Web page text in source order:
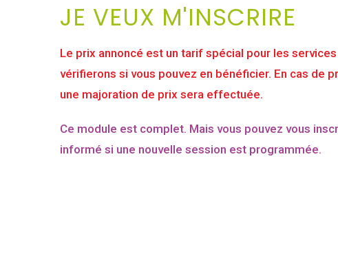
JE VEUX M'INSCRIRE
Le prix annoncé est un tarif spécial pour les
vérifierons si vous pouvez en bénéficier. En cas de
une majoration de prix sera effectuée.
Ce module est complet. Mais vous pouvez vous
informé si une nouvelle session est programmée.